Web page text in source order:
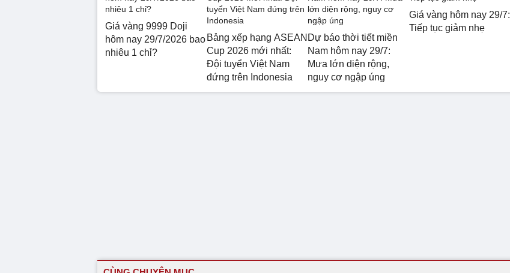
Giá vàng 9999 Doji
hôm nay 29/7/2026 bao
nhiêu 1 chỉ?
Bảng xếp hạng ASEAN
Cup 2026 mới nhất:
Đội tuyển Việt Nam
đứng trên Indonesia
Dự báo thời tiết miền
Nam hôm nay 29/7:
Mưa lớn diện rộng,
nguy cơ ngập úng
Giá vàng hôm nay 29/7:
Tiếp tục giảm nhẹ